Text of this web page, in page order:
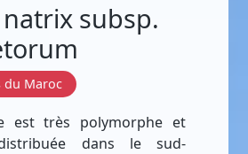
subsp.
du Maroc
est très polymorphe et
dans le sud-